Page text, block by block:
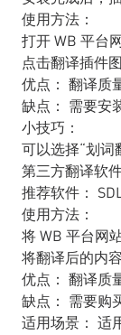
使用方法：
打开 WB 平台网
点击翻译插件
优点： 翻译质
缺点： 需要安
小技巧：
可以选择“划词
第三方翻译软
推荐软件：
使用方法：
将 WB 平台网
将翻译后的内
优点： 翻译质
缺点： 需要购
适用场景： 适